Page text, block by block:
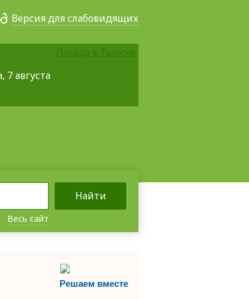
Версия для слабовидящих
7 августа
Погода в Томске
Найти
Весь сайт
Решаем вместе